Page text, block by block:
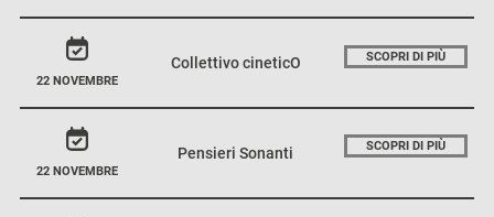
22 NOVEMBRE
Collettivo cineticO SCOPRI DI PIÙ
22 NOVEMBRE
Pensieri Sonanti SCOPRI DI PIÙ